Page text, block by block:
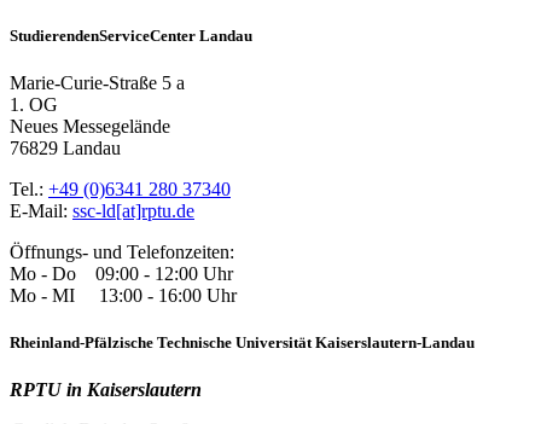
StudierendenServiceCenter Landau
Marie-Curie-Straße 5 a
1. OG
Neues Messegelände
76829 Landau
Tel.: +49 (0)6341 280 37340
E-Mail: ssc-ld[at]rptu.de
Öffnungs- und Telefonzeiten:
Mo - Do 09:00 - 12:00 Uhr
Mo - MI 13:00 - 16:00 Uhr
Rheinland-Pfälzische Technische Universität Kaiserslautern-Landau
RPTU in Kaiserslautern